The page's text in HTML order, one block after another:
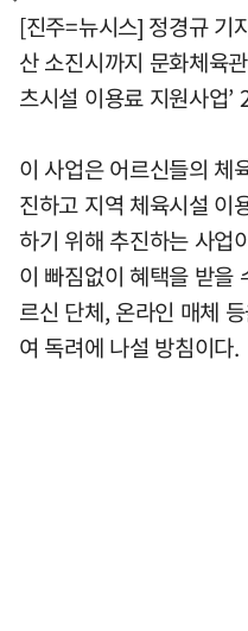
[진주=뉴시스] 정경규 기
산 소진시까지 문화체육
츠시설 이용료 지원사업
이 사업은 어르신들의 체
진하고 지역 체육시설 이
하기 위해 추진하는 사업
이 빠짐없이 혜택을 받을
르신 단체, 온라인 매체
여 독려에 나설 방침이다.